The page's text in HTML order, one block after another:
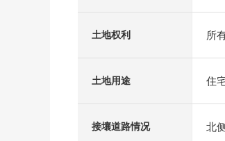
土地权利 所
土地用途 住
接壤道路情况 北